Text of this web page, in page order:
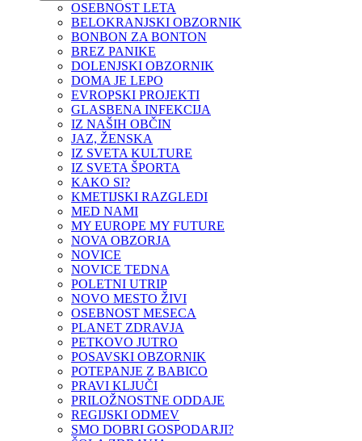
OSEBNOST LETA
BELOKRANJSKI OBZORNIK
BONBON ZA BONTON
BREZ PANIKE
DOLENJSKI OBZORNIK
DOMA JE LEPO
EVROPSKI PROJEKTI
GLASBENA INFEKCIJA
IZ NAŠIH OBČIN
JAZ, ŽENSKA
IZ SVETA KULTURE
IZ SVETA ŠPORTA
KAKO SI?
KMETIJSKI RAZGLEDI
MED NAMI
MY EUROPE MY FUTURE
NOVA OBZORJA
NOVICE
NOVICE TEDNA
POLETNI UTRIP
NOVO MESTO ŽIVI
OSEBNOST MESECA
PLANET ZDRAVJA
PETKOVO JUTRO
POSAVSKI OBZORNIK
POTEPANJE Z BABICO
PRAVI KLJUČI
PRILOŽNOSTNE ODDAJE
REGIJSKI ODMEV
SMO DOBRI GOSPODARJI?